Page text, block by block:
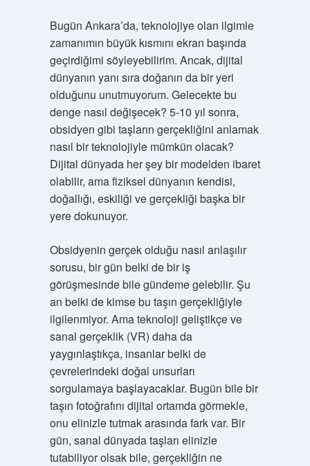
Bugün Ankara’da, teknolojiye olan ilgimle
zamanımın büyük kısmını ekran başında
geçirdiğimi söyleyebilirim. Ancak, dijital
dünyanın yanı sıra doğanın da bir yeri
olduğunu unutmuyorum. Gelecekte bu
denge nasıl değişecek? 5-10 yıl sonra,
obsidyen gibi taşların gerçekliğini anlamak
nasıl bir teknolojiyle mümkün olacak?
Dijital dünyada her şey bir modelden ibaret
olabilir, ama fiziksel dünyanın kendisi,
doğallığı, eskiliği ve gerçekliği başka bir
yere dokunuyor.
Obsidyenin gerçek olduğu nasıl anlaşılır
sorusu, bir gün belki de bir iş
görüşmesinde bile gündeme gelebilir. Şu
an belki de kimse bu taşın gerçekliğiyle
ilgilenmiyor. Ama teknoloji geliştikçe ve
sanal gerçeklik (VR) daha da
yaygınlaştıkça, insanlar belki de
çevrelerindeki doğal unsurları
sorgulamaya başlayacaklar. Bugün bile bir
taşın fotoğrafını dijital ortamda görmekle,
onu elinizle tutmak arasında fark var. Bir
gün, sanal dünyada taşları elinizle
tutabiliyor olsak bile, gerçekliğin ne